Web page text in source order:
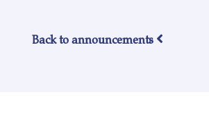
Back to announcements